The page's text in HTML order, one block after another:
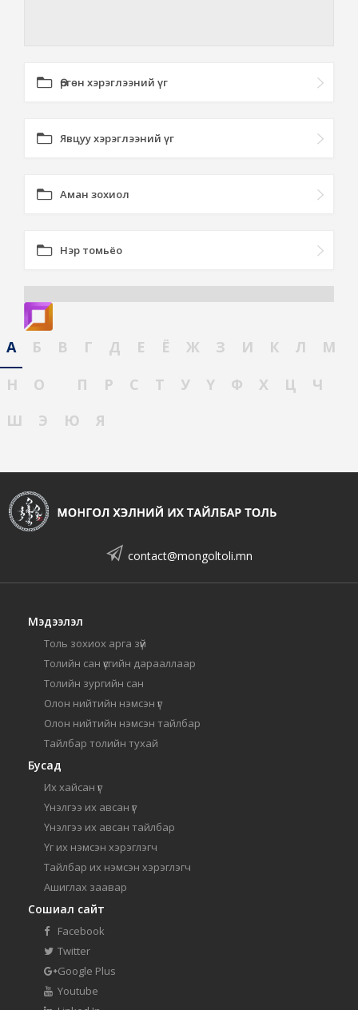
Өргөн хэрэглээний үг
Явцуу хэрэглээний үг
Аман зохиол
Нэр томьёо
А Б В Г Д Е Ё Ж З И К Л
М
Н
О П Р С Т У Ү Ф Х Ц
Ч
Ш
Э Ю Я
contact@mongoltoli.mn
Мэдээлэл
Толь зохиох арга зүй
Толийн сан үсгийн дарааллаар
Толийн зургийн сан
Олон нийтийн нэмсэн үг
Олон нийтийн нэмсэн тайлбар
Тайлбар толийн тухай
Бусад
Их хайсан үг
Үнэлгээ их авсан үг
Үнэлгээ их авсан тайлбар
Үг их нэмсэн хэрэглэгч
Тайлбар их нэмсэн хэрэглэгч
Ашиглах заавар
Сошиал сайт
Facebook
Twitter
Google Plus
Youtube